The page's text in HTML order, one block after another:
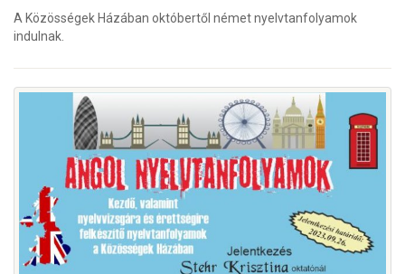
A Közösségek Házában októbertől német nyelvtanfolyamok
indulnak.